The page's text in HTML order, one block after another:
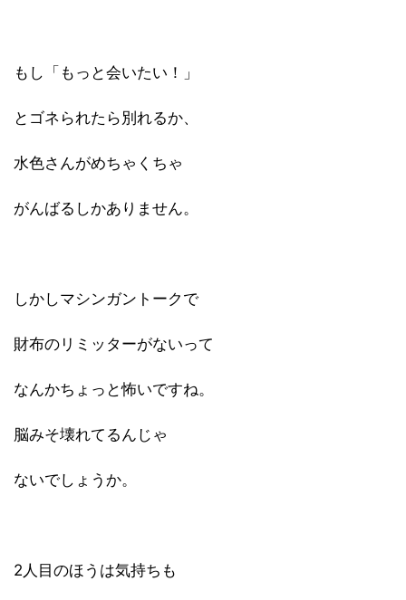
もし「もっと会いたい！」
とゴネられたら別れるか、
水色さんがめちゃくちゃ
がんばるしかありません。
しかしマシンガントークで
財布のリミッターがないって
なんかちょっと怖いですね。
脳みそ壊れてるんじゃ
ないでしょうか。
2人目のほうは気持ちも